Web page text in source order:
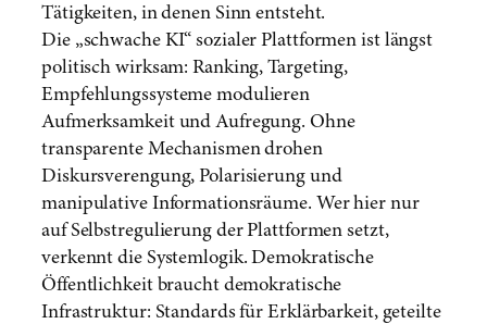
Tätigkeiten, in denen Sinn entsteht.
Die „schwache KI“ sozialer Plattformen ist längst
politisch wirksam: Ranking, Targeting,
Empfehlungssysteme modulieren
Aufmerksamkeit und Aufregung. Ohne
transparente Mechanismen drohen
Diskursverengung, Polarisierung und
manipulative Informationsräume. Wer hier nur
auf Selbstregulierung der Plattformen setzt,
verkennt die Systemlogik. Demokratische
Öffentlichkeit braucht demokratische
Infrastruktur: Standards für Erklärbarkeit, geteilte